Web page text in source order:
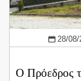
28/08/
Ο Πρόεδρος